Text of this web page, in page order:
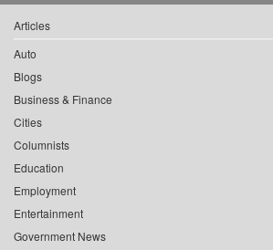
Articles
Auto
Blogs
Business & Finance
Cities
Columnists
Education
Employment
Entertainment
Government News